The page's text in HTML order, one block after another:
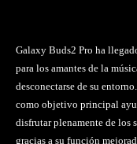
Galaxy Buds2 Pro ha
para los amantes de la
desconectarse de su
como objetivo principal
disfrutar plenamente de los
gracias a su función